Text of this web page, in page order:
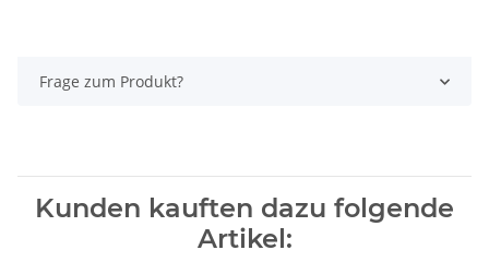
Frage zum Produkt?
Kunden kauften dazu folgende
Artikel: